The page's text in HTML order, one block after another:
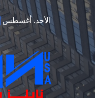
Skip
to
content
الأحد. أغسطس 9th, 2026